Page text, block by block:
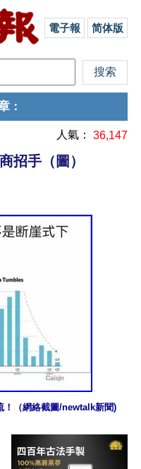
電子報 简体版
：
人氣： 36,147
招手（圖）
！（網絡截圖/newtalk新聞)